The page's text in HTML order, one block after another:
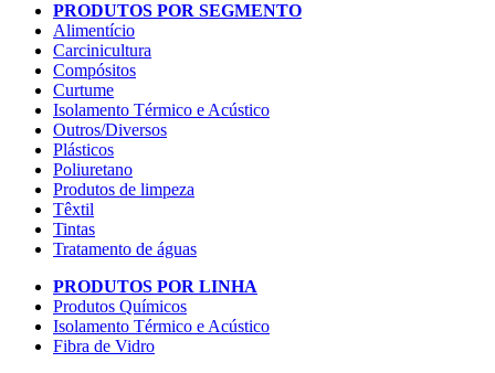
PRODUTOS POR SEGMENTO
Alimentício
Carcinicultura
Compósitos
Curtume
Isolamento Térmico e Acústico
Outros/Diversos
Plásticos
Poliuretano
Produtos de limpeza
Têxtil
Tintas
Tratamento de águas
PRODUTOS POR LINHA
Produtos Químicos
Isolamento Térmico e Acústico
Fibra de Vidro